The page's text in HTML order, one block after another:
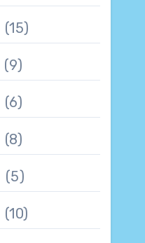
(15)
(9)
(6)
(8)
(5)
(10)